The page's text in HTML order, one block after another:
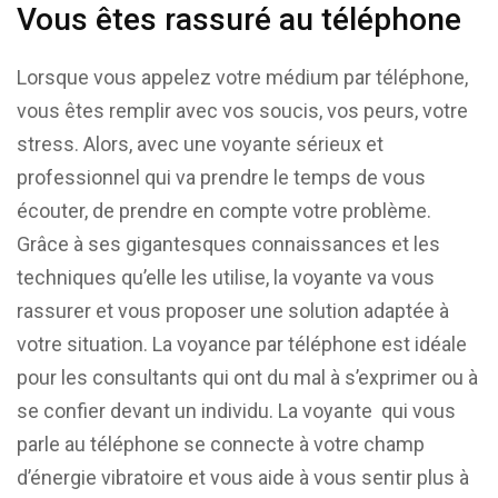
Vous êtes rassuré au téléphone
Lorsque vous appelez votre médium par téléphone,
vous êtes remplir avec vos soucis, vos peurs, votre
stress. Alors, avec une voyante sérieux et
professionnel qui va prendre le temps de vous
écouter, de prendre en compte votre problème.
Grâce à ses gigantesques connaissances et les
techniques qu’elle les utilise, la voyante va vous
rassurer et vous proposer une solution adaptée à
votre situation. La voyance par téléphone est idéale
pour les consultants qui ont du mal à s’exprimer ou à
se confier devant un individu. La voyante qui vous
parle au téléphone se connecte à votre champ
d’énergie vibratoire et vous aide à vous sentir plus à